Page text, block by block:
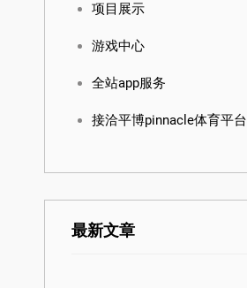
项目展示
游戏中心
全站app服务
接洽平博pinnacle体育平台
最新文章